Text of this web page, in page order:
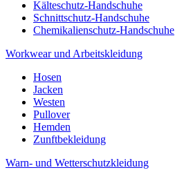
Kälteschutz-Handschuhe
Schnittschutz-Handschuhe
Chemikalienschutz-Handschuhe
Workwear und Arbeitskleidung
Hosen
Jacken
Westen
Pullover
Hemden
Zunftbekleidung
Warn- und Wetterschutzkleidung